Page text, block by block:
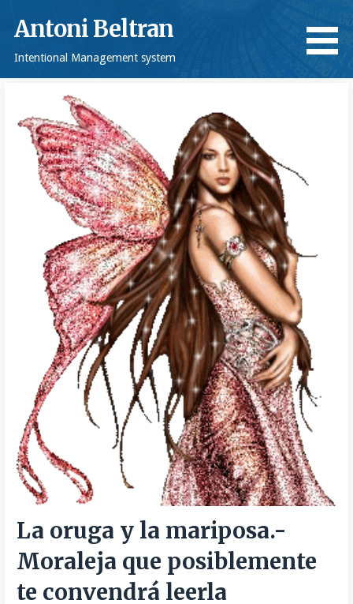
Antoni Beltran
Intentional Management system
La oruga y la mariposa.-
Moraleja que posiblemente
te convendrá leerla